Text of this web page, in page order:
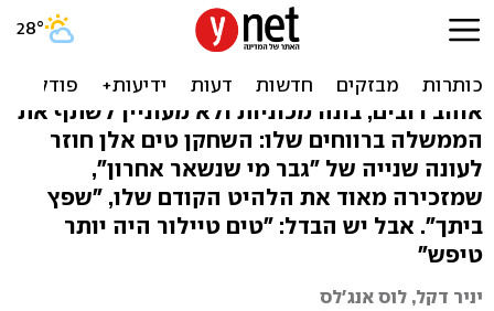
טים אלן: "לא רוצה לעשות
כסף ולתת לאחרים"
אוהב רובים, בונה מכוניות ולא מעוניין לשתף את
הממשלה ברווחים שלו: השחקן טים אלן חוזר
לעונה שנייה של "גבר מי שנשאר אחרון",
שמזכירה מאוד את הלהיט הקודם שלו, "שפץ
ביתך". אבל יש הבדל: "טים טיילור היה יותר
טיפש"
יניר דקל, לוס אנג'לס